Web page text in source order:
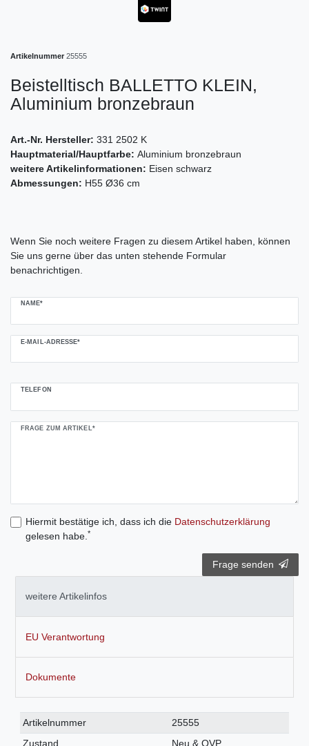
Artikelnummer 25555
Beistelltisch BALLETTO KLEIN,
Aluminium bronzebraun
Art.-Nr. Hersteller: 331 2502 K
Hauptmaterial/Hauptfarbe: Aluminium bronzebraun
weitere Artikelinformationen: Eisen schwarz
Abmessungen: H55 Ø36 cm
Wenn Sie noch weitere Fragen zu diesem Artikel haben, können
Sie uns gerne über das unten stehende Formular
benachrichtigen.
NAME*
E-MAIL-ADRESSE*
TELEFON
FRAGE ZUM ARTIKEL*
Hiermit bestätige ich, dass ich die Daten­schutz­erklärung
gelesen habe. *
Frage senden
weitere Artikelinfos
EU Verantwortung
Dokumente
Technisches
Merkmal
Wert
Artikelnummer
25555
Zustand
Neu & OVP